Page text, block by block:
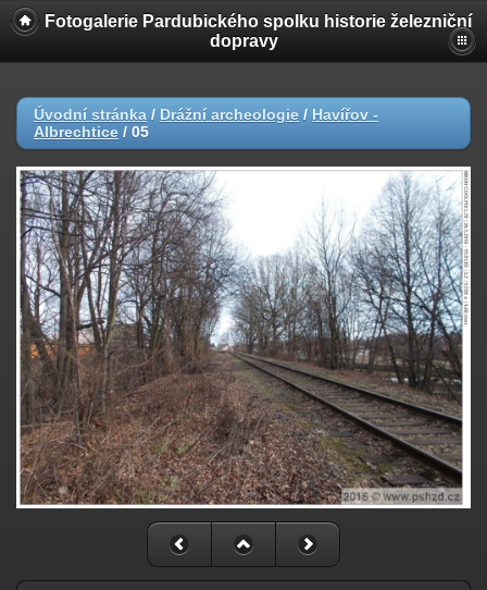
Fotogalerie Pardubického spolku historie železniční
dopravy
Úvodní stránka / Drážní archeologie / Havířov -
Albrechtice / 05